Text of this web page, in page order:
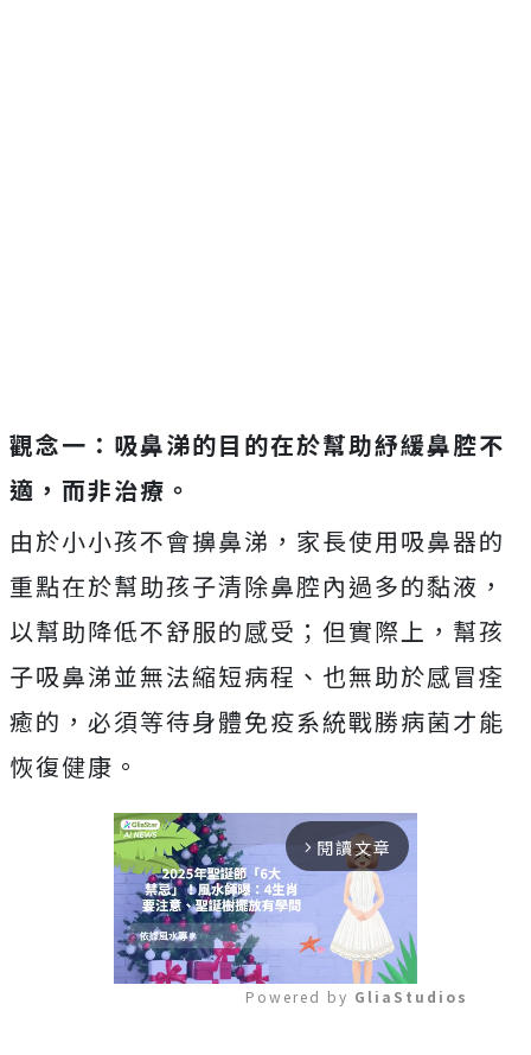
觀念一：吸鼻涕的目的在於幫助紓緩鼻腔不
適，而非治療。
由於小小孩不會擤鼻涕，家長使用吸鼻器的
重點在於幫助孩子清除鼻腔內過多的黏液，
以幫助降低不舒服的感受；但實際上，幫孩
子吸鼻涕並無法縮短病程、也無助於感冒痊
癒的，必須等待身體免疫系統戰勝病菌才能
恢復健康。
arrow_forward_ios 閱讀文章
Powered by GliaStudios